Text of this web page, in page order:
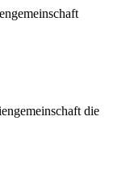
die